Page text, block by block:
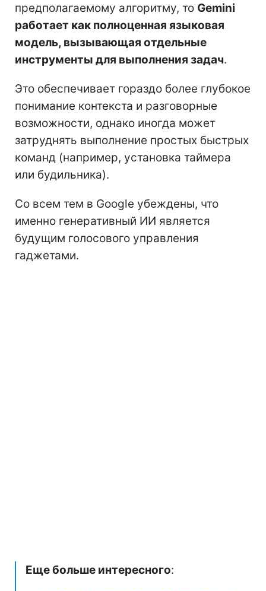
предполагаемому алгоритму, то Gemini
работает как полноценная языковая
модель, вызывающая отдельные
инструменты для выполнения задач.
Это обеспечивает гораздо более глубокое
понимание контекста и разговорные
возможности, однако иногда может
затруднять выполнение простых быстрых
команд (например, установка таймера
или будильника).
Со всем тем в Google убеждены, что
именно генеративный ИИ является
будущим голосового управления
гаджетами.
Еще больше интересного: